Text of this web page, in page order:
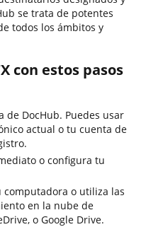
se trata de potentes
todos los ámbitos y
con estos pasos
de DocHub. Puedes usar
actual o tu cuenta de
o configura tu
o utiliza las
en la nube de
o Google Drive.